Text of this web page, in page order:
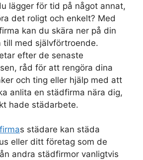
lägger för tid på något annat,
det roligt och enkelt? Med
kan du skära ner på din
med självförtroende.
efter de senaste
råd för att rengöra dina
och ting eller hjälp med att
anlita en städfirma nära dig,
hade städarbete.
s städare kan städa
eller ditt företag som de
andra städfirmor vanligtvis